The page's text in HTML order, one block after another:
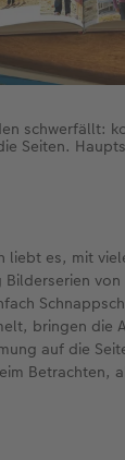
schwerfällt:
Seiten.
liebt es, mit
bringen die
auf die
Betrachten,